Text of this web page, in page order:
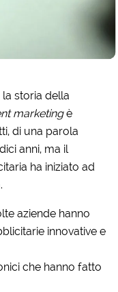
storia della
marketingè
di una parola
anni, ma il
ha iniziato ad
aziende hanno
innovative e
che hanno fatto